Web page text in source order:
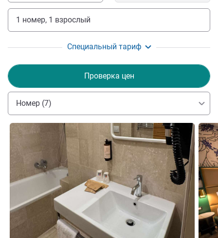
1 номер, 1 взрослый
Специальный тариф
Проверка цен
Номер (7)
Подробная информация